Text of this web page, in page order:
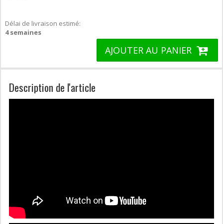
Délai de livraison estimé:
4 semaines
AJOUTER AU PANIER
Description de l'article